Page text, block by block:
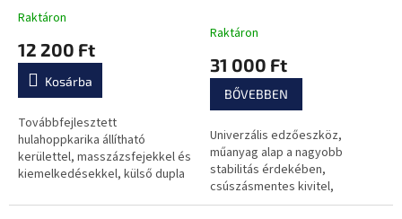
Feel 69-108 cm
A
átlagos
értékelése
0,0
csillag.
Raktáron
12 200 Ft
Kosárba
Továbbfejlesztett
hulahoppkarika állítható
kerülettel, masszázsfejekkel és
kiemelkedésekkel, külső dupla
test feszesítésére és
/ 4,6 kg
Raktáron
31 000 Ft
BŐVEBBEN
Univerzális edzőeszköz,
műanyag alap a nagyobb
stabilitás érdekében,
csúszásmentes kivitel,
kezdőknek és haladóknak,